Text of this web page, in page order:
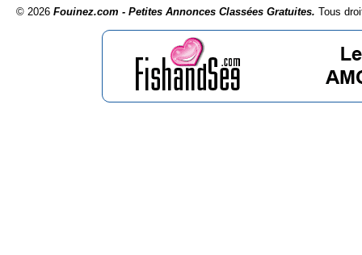
© 2026 Fouinez.com - Petites Annonces Classées Gratuites. Tous